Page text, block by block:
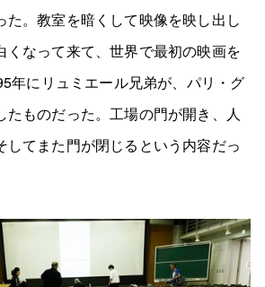
た。教室を暗くして映像を映し出し
くなって来て、世界で最初の映画を
年にリュミエール兄弟が、パリ・グ
たものだった。工場の門が開き、人
してまた門が閉じるという内容だっ